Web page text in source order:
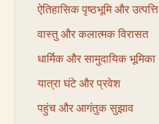
ऐतिहासिक पृष्ठभूमि और उत्पत्ति
वास्तु और कलात्मक विरासत
धार्मिक और सामुदायिक भूमिका
यात्रा घंटे और प्रवेश
पहुंच और आगंतुक सुझाव